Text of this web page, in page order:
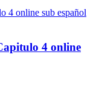
4 online